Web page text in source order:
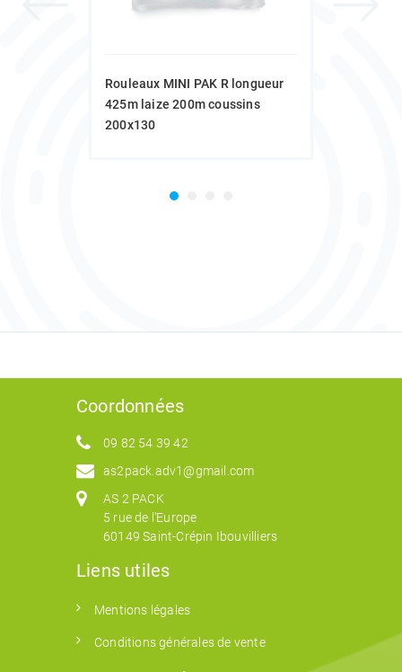
Rouleaux MINI PAK R longueur
425m laize 200m coussins
200x130
Coordonnées
09 82 54 39 42
as2pack.adv1@gmail.com
AS 2 PACK
5 rue de l'Europe
60149 Saint-Crépin Ibouvilliers
Liens utiles
Mentions légales
Conditions générales de vente